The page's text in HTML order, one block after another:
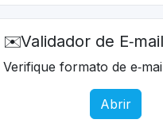
✉️Validador de E‑mail
Verifique formato de
Abrir